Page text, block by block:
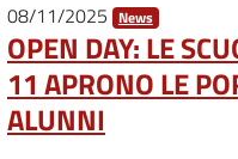
08/11/2025 News
OPEN DAY: LE
11 APRONO LE
ALUNNI